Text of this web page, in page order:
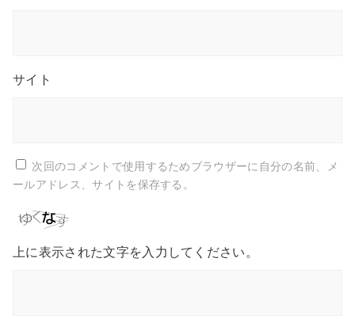
サイト
次回のコメントで使用するためブラウザーに自分の名前、メ
ールアドレス、サイトを保存する。
上に表示された文字を入力してください。